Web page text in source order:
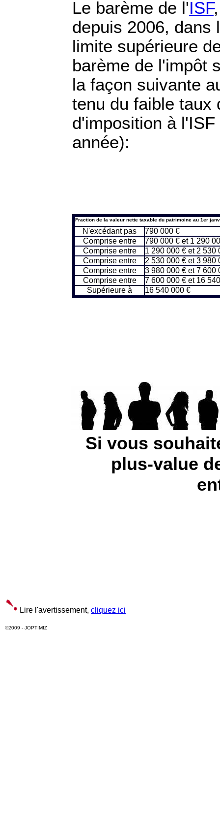
Le barème de l'ISF
depuis 2006, dans
limite supérieure
barème de l'impôt
la façon suivante
tenu du faible taux
d'imposition à
année):
Fraction de la valeur nette taxable du patrimoine au 1er
N'excédant pas
790 000 €
Comprise entre
790 000 € et 1 290
Comprise entre
1 290 000 € et 2 530
Comprise entre
2 530 000 € et 3 980
Comprise entre
3 980 000 € et 7 600
Comprise entre
7 600 000 € et 16
Supérieure à
16 540 000 €
Si vous
plus-value
Lire l'avertissement, cliquez ici
©2009 - JOPTIMIZ